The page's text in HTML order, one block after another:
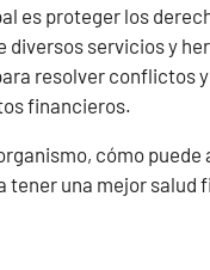
es proteger los
servicios y
resolver conflictos
financieros.
cómo puede
tener una mejor salud